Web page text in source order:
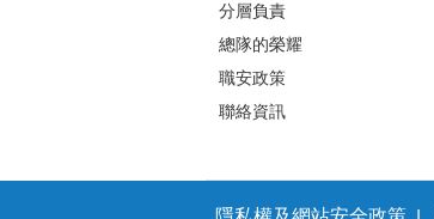
分層負責
總隊的榮耀
職安政策
聯絡資訊